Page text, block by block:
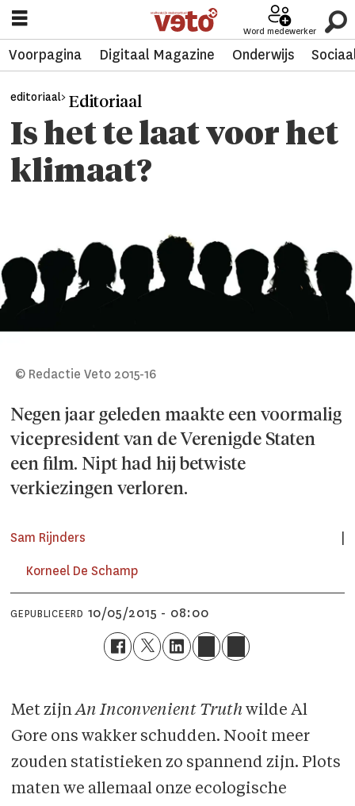
Word medewerker
Voorpagina Digitaal Magazine Onderwijs
editoriaal> Editoriaal
Is het te laat voor het
klimaat?
© Redactie Veto 2015-16
Negen jaar geleden maakte een voormalig
vicepresident van de Verenigde Staten
een film. Nipt had hij betwiste
verkiezingen verloren.
Sam Rijnders
Korneel De Schamp
GEPUBLICEERD 10/05/2015 - 08:00
Met zijnAn Inconvenient Truthwilde Al
Gore ons wakker schudden. Nooit meer
zouden statistieken zo spannend zijn. Plots
maten we allemaal onze ecologische